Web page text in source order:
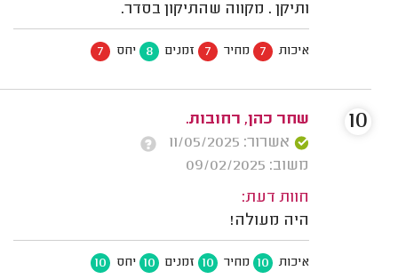
ותיקן . מקווה שהתיקון בסדר.
איכות 7 מחיר 7 זמנים 8 יחס 7
שחר כהן, רחובות.
אשרור: 11/05/2025
משוב: 09/02/2025
חוות דעת:
היה מעולה!
איכות 10 מחיר 10 זמנים 10 יחס 10
10